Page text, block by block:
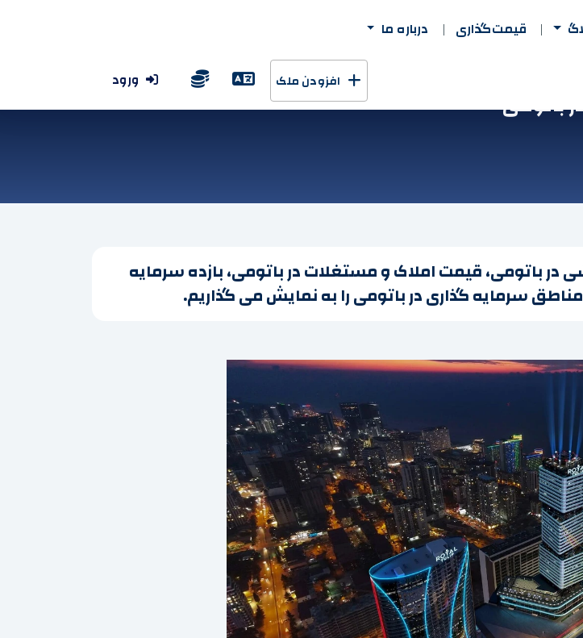
قیمت‌گذاری درباره ما
افزودن ملک ورود
باتومی
در باتومی، قیمت املاک و مستغلات در باتومی، بازده سرمایه
سرمایه گذاری در باتومی را به نمایش می گذاریم.